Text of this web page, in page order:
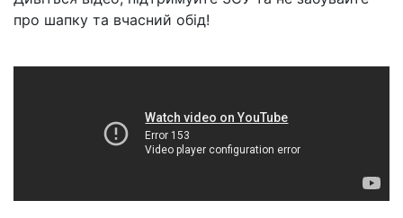
про шапку та вчасний обід!